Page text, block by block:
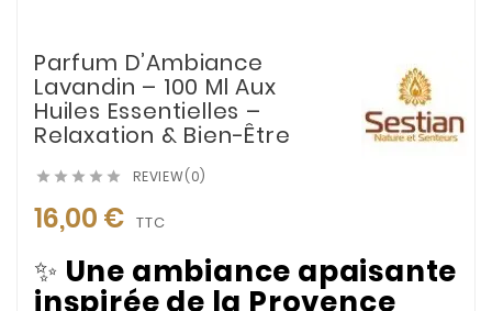
Parfum D’Ambiance
Lavandin – 100 Ml Aux
Huiles Essentielles –
Relaxation & Bien-Être
     REVIEW(0)
16,00 € TTC
✨ Une ambiance apaisante
inspirée de la Provence